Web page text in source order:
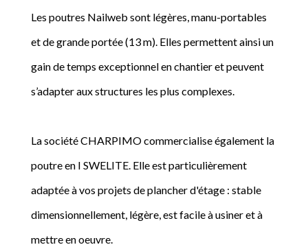
Les poutres Nailweb sont légères, manu-portables
et de grande portée (13 m). Elles permettent ainsi un
gain de temps exceptionnel en chantier et peuvent
s’adapter aux structures les plus complexes.
La société CHARPIMO commercialise également la
poutre en I SWELITE. Elle est particulièrement
adaptée à vos projets de plancher d'étage : stable
dimensionnellement, légère, est facile à usiner et à
mettre en oeuvre.